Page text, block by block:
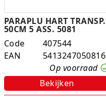
PARAPLU HART TRANSP.
50CM 5 ASS. 5081
Code
407544
EAN
5413247050816
Op voorraad
Bekijken